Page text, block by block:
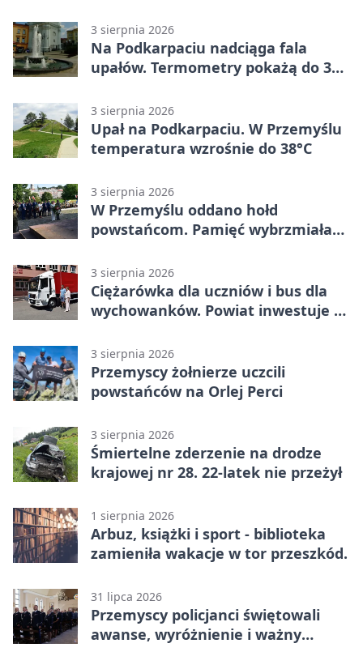
3 sierpnia 2026
Na Podkarpaciu nadciąga fala
upałów. Termometry pokażą do 36
3 sierpnia 2026
Upał na Podkarpaciu. W Przemyślu
temperatura wzrośnie do 38°C
3 sierpnia 2026
W Przemyślu oddano hołd
powstańcom. Pamięć wybrzmiała
3 sierpnia 2026
Ciężarówka dla uczniów i bus dla
wychowanków. Powiat inwestuje w
3 sierpnia 2026
Przemyscy żołnierze uczcili
powstańców na Orlej Perci
3 sierpnia 2026
Śmiertelne zderzenie na drodze
krajowej nr 28. 22-latek nie przeżył
1 sierpnia 2026
Arbuz, książki i sport - biblioteka
zamieniła wakacje w tor przeszkód.
31 lipca 2026
Przemyscy policjanci świętowali
awanse, wyróżnienie i ważny